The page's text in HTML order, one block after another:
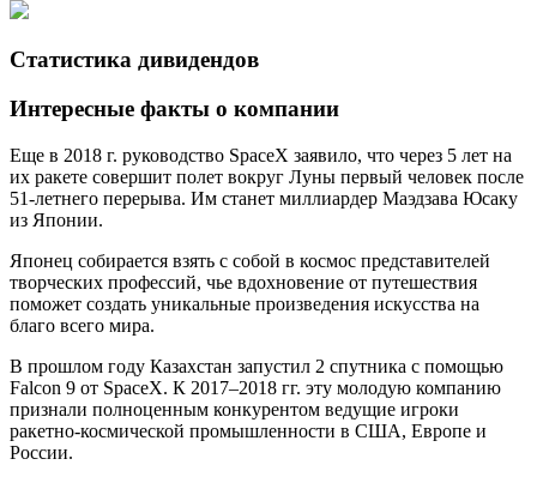
Статистика дивидендов
Интересные факты о компании
Еще в 2018 г. руководство SpaceX заявило, что через 5 лет на
их ракете совершит полет вокруг Луны первый человек после
51-летнего перерыва. Им станет миллиардер Маэдзава Юсаку
из Японии.
Японец собирается взять с собой в космос представителей
творческих профессий, чье вдохновение от путешествия
поможет создать уникальные произведения искусства на
благо всего мира.
В прошлом году Казахстан запустил 2 спутника с помощью
Falcon 9 от SpaceX. К 2017–2018 гг. эту молодую компанию
признали полноценным конкурентом ведущие игроки
ракетно-космической промышленности в США, Европе и
России.